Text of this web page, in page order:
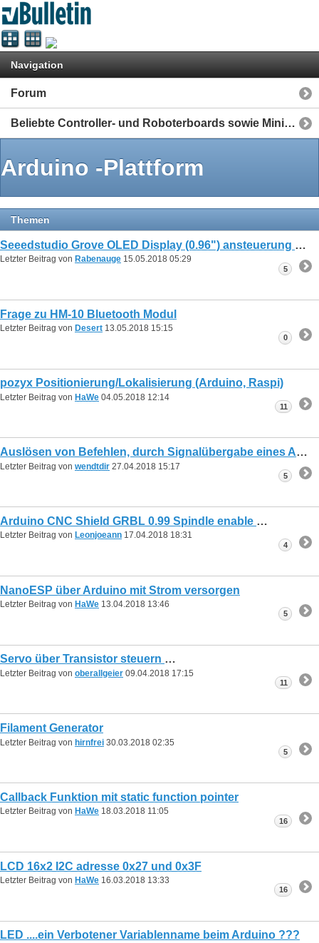
Navigation
Forum
Beliebte Controller- und Roboterboards sowie Mini-Computer
Arduino -Plattform
Themen
Seeedstudio Grove OLED Display (0.96") ansteuerung ohne Basis Shield möglich?
Letzter Beitrag von Rabenauge 15.05.2018 05:29
5
Frage zu HM-10 Bluetooth Modul
Letzter Beitrag von Desert 13.05.2018 15:15
0
pozyx Positionierung/Lokalisierung (Arduino, Raspi)
Letzter Beitrag von HaWe 04.05.2018 12:14
11
Auslösen von Befehlen, durch Signalübergabe eines Arduinos an ein anderen Arduino
Letzter Beitrag von wendtdir 27.04.2018 15:17
5
Arduino CNC Shield GRBL 0.99 Spindle enable
Letzter Beitrag von Leonjoeann 17.04.2018 18:31
4
NanoESP über Arduino mit Strom versorgen
Letzter Beitrag von HaWe 13.04.2018 13:46
5
Servo über Transistor steuern
Letzter Beitrag von oberallgeier 09.04.2018 17:15
11
Filament Generator
Letzter Beitrag von hirnfrei 30.03.2018 02:35
5
Callback Funktion mit static function pointer
Letzter Beitrag von HaWe 18.03.2018 11:05
16
LCD 16x2 I2C adresse 0x27 und 0x3F
Letzter Beitrag von HaWe 16.03.2018 13:33
16
LED ....ein Verbotener Variablenname beim Arduino ???